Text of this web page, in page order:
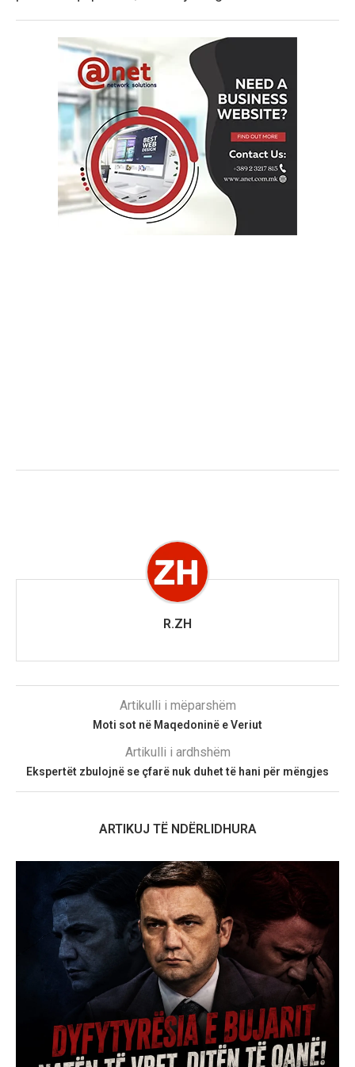
R.ZH
Artikulli i mëparshëm
Moti sot në Maqedoninë e Veriut
Artikulli i ardhshëm
Ekspertët zbulojnë se çfarë nuk duhet të hani për mëngjes
ARTIKUJ TË NDËRLIDHURA